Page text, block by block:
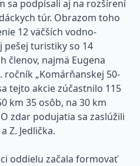
sa podpísali aj na rozšírení
túr. Obrazom toho
12 väčších vodno-
pešej turistiky so 14
členov, najmä Eugena
ročník „Komárňanskej 50-
tejto akcie zúčastnilo 115
km 35 osôb, na 30 km
zdar podujatia sa zaslúžili
Z. Jedlička.
oddielu začala formovať